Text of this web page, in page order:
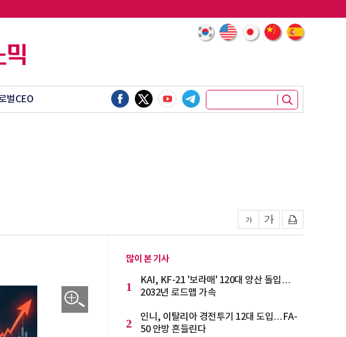
벌CEO
많이 본 기사
1
KAI, KF-21 '보라매' 120대 양산 돌입…
2032년 로드맵 가속
2
인니, 이탈리아 경전투기 12대 도입…FA-
50 안방 흔들린다